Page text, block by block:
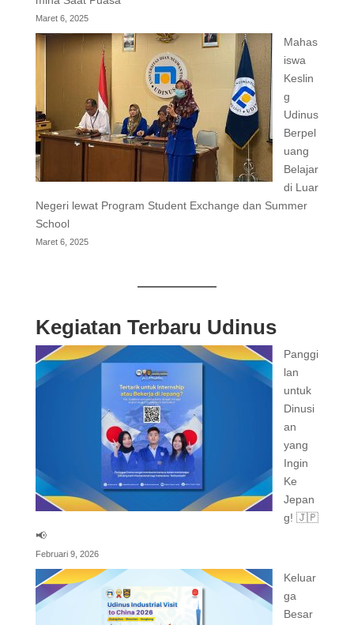
Maret 6, 2025
Mahas
iswa
Keslin
g
Udinus
Berpel
uang
Belajar
di Luar
Negeri lewat Program Student Exchange dan Summer
School
Maret 6, 2025
Kegiatan Terbaru Udinus
Panggi
lan
untuk
Dinusi
an
yang
Ingin
Ke
Jepan
g! 🇯🇵
📢
Februari 9, 2026
Keluar
ga
Besar